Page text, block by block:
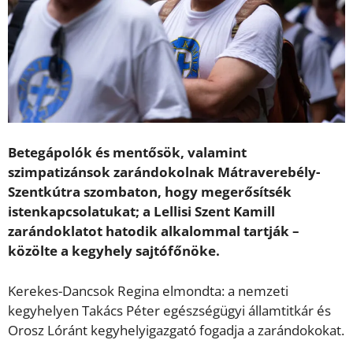
Betegápolók és mentősök, valamint
szimpatizánsok zarándokolnak Mátraverebély-
Szentkútra szombaton, hogy megerősítsék
istenkapcsolatukat; a Lellisi Szent Kamill
zarándoklatot hatodik alkalommal tartják –
közölte a kegyhely sajtófőnöke.
Kerekes-Dancsok Regina elmondta: a nemzeti
kegyhelyen Takács Péter egészségügyi államtitkár és
Orosz Lóránt kegyhelyigazgató fogadja a zarándokokat.